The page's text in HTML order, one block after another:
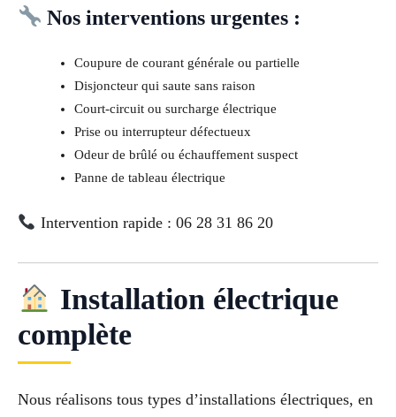
Nos interventions urgentes :
Coupure de courant générale ou partielle
Disjoncteur qui saute sans raison
Court-circuit ou surcharge électrique
Prise ou interrupteur défectueux
Odeur de brûlé ou échauffement suspect
Panne de tableau électrique
Intervention rapide : 06 28 31 86 20
Installation électrique
complète
Nous réalisons tous types d’installations électriques, en